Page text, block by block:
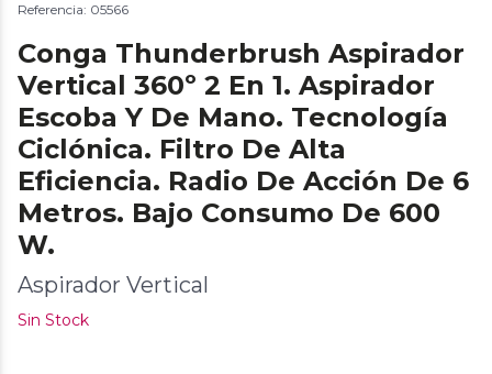
Referencia: 05566
Conga Thunderbrush Aspirador
Vertical 360º 2 En 1. Aspirador
Escoba Y De Mano. Tecnología
Ciclónica. Filtro De Alta
Eficiencia. Radio De Acción De 6
Metros. Bajo Consumo De 600
W.
Aspirador Vertical
Sin Stock